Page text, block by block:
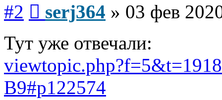
#2 serj364 » 03 фев
Тут уже отвечали:
B9#p122574